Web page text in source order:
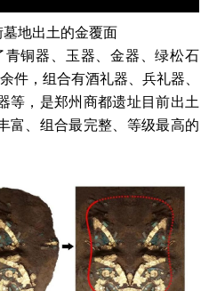
出土的金覆面
铜器、玉器、金器、绿松石
件，组合有酒礼器、兵礼器、
等，是郑州商都遗址目前出土
富、组合最完整、等级最高的